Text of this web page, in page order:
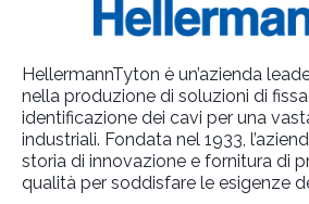
HellermannTyton è un’azienda
nella produzione di soluzioni di
identificazione dei cavi per una
industriali. Fondata nel 1933,
storia di innovazione e fornitura di
qualità per soddisfare le esigenze